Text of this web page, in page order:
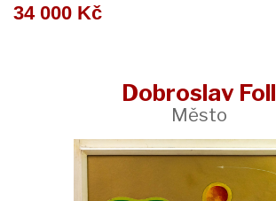
34 000 Kč
Dobroslav Foll
Město